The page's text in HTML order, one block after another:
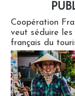
Coopération
veut séduire les
français du